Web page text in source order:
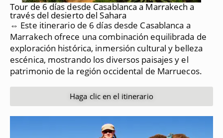
Tour de 6 días desde Casablanca a Marrakech a
través del desierto del Sahara
⇔ Este itinerario de 6 días desde Casablanca a
Marrakech ofrece una combinación equilibrada de
exploración histórica, inmersión cultural y belleza
escénica, mostrando los diversos paisajes y el
patrimonio de la región occidental de Marruecos.
Haga clic en el itinerario